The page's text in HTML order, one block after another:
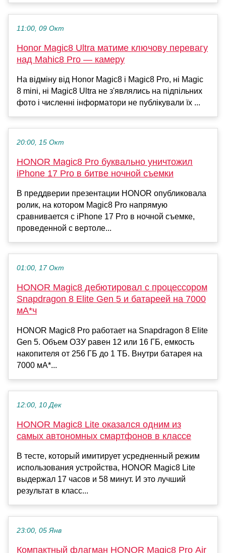
11:00, 09 Окт
Honor Magic8 Ultra матиме ключову перевагу
над Mahic8 Pro — камеру
На відміну від Honor Magic8 і Magic8 Pro, ні Magic
8 mini, ні Magic8 Ultra не з'являлись на підпільних
фото і численні інформатори не публікували їх ...
20:00, 15 Окт
HONOR Magic8 Pro буквально уничтожил
iPhone 17 Pro в битве ночной съемки
В преддверии презентации HONOR опубликовала
ролик, на котором Magic8 Pro напрямую
сравнивается с iPhone 17 Pro в ночной съемке,
проведенной с вертоле...
01:00, 17 Окт
HONOR Magic8 дебютировал с процессором
Snapdragon 8 Elite Gen 5 и батареей на 7000
мА*ч
HONOR Magic8 Pro работает на Snapdragon 8 Elite
Gen 5. Объем ОЗУ равен 12 или 16 ГБ, емкость
накопителя от 256 ГБ до 1 ТБ. Внутри батарея на
7000 мА*...
12:00, 10 Дек
HONOR Magic8 Lite оказался одним из
самых автономных смартфонов в классе
В тесте, который имитирует усредненный режим
использования устройства, HONOR Magic8 Lite
выдержал 17 часов и 58 минут. И это лучший
результат в класс...
23:00, 05 Янв
Компактный флагман HONOR Magic8 Pro Air